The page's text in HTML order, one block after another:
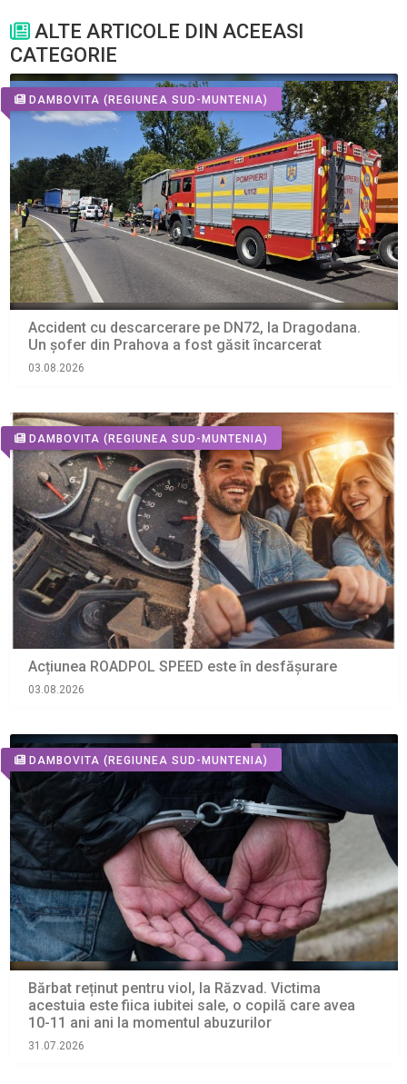
ALTE ARTICOLE DIN ACEEASI
CATEGORIE
DAMBOVITA (REGIUNEA SUD-MUNTENIA)
Accident cu descarcerare pe DN72, la Dragodana.
Un șofer din Prahova a fost găsit încarcerat
03.08.2026
DAMBOVITA (REGIUNEA SUD-MUNTENIA)
Acțiunea ROADPOL SPEED este în desfășurare
03.08.2026
DAMBOVITA (REGIUNEA SUD-MUNTENIA)
Bărbat reținut pentru viol, la Răzvad. Victima
acestuia este fiica iubitei sale, o copilă care avea
10-11 ani ani la momentul abuzurilor
31.07.2026